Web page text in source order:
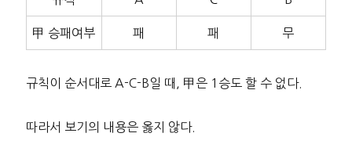
甲 승패여부 패 패 무
규칙이 순서대로 A-C-B일 때, 甲은 1승도 할 수 없다.
따라서 보기의 내용은 옳지 않다.